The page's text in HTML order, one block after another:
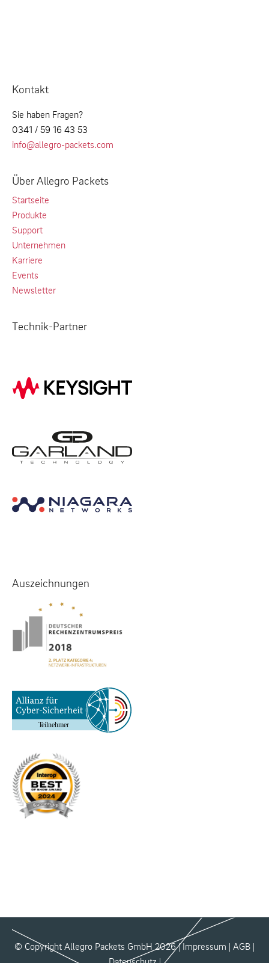
Kontakt
Sie haben Fragen?
0341 / 59 16 43 53
info@allegro-packets.com
Über Allegro Packets
Startseite
Produkte
Support
Unternehmen
Karriere
Events
Newsletter
Technik-Partner
Auszeichnungen
© Copyright Allegro Packets GmbH 2026 |Impressum | AGB |